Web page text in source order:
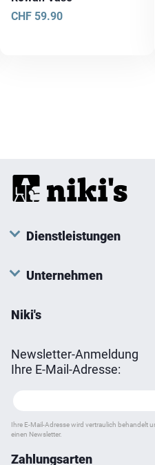
CHF 59.90
Dienstleistungen
Unternehmen
Niki's
Newsletter-Anmeldung
Ihre E-Mail-Adresse:
Ihre E-Mail-Adresse wird vertraulich behandelt
einen Newsletter.
Zahlungsarten